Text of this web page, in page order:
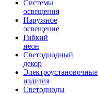
Системы
освещения
Наружное
освещение
Гибкий
неон
Светодиодный
декор
Электроустановочные
изделия
Светодиоды